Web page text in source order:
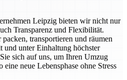
Leipzig bieten wir nicht nur
Transparenz und Flexibilität.
transportieren und räumen
und unter Einhaltung höchster
sich auf uns, um Ihren Umzug
neue Lebensphase ohne Stress